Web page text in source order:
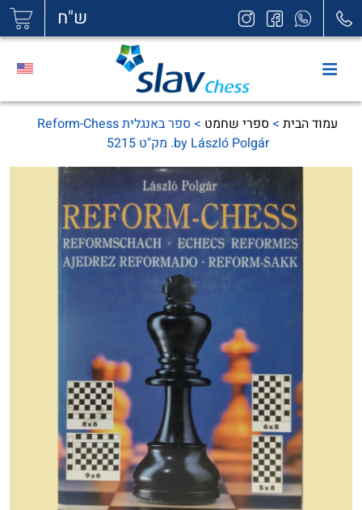
| ש"ח
עמוד הבית > ספרי שחמט
> ספר באנגלית Reform-Chess
by László Polgár. מק"ט 5215